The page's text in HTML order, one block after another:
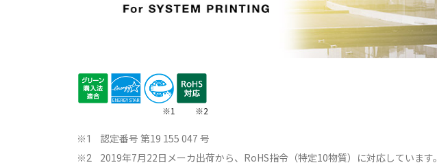
※1 ※2
※1 認定番号 第19 155 047 号
※2 2019年7月22日メーカ出荷から、RoHS指令（特定10物質）に対応しています。